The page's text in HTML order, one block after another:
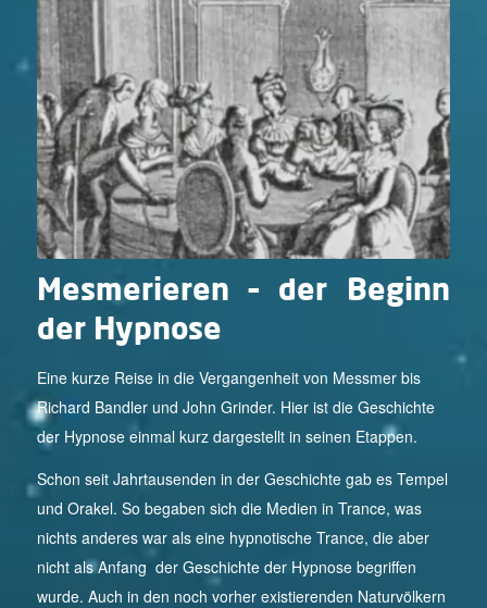
Mesmerieren – der Beginn
der Hypnose
Eine kurze Reise in die Vergangenheit von Messmer bis
Richard Bandler und John Grinder. Hier ist die Geschichte
der Hypnose einmal kurz dargestellt in seinen Etappen.
Schon seit Jahrtausenden in der Geschichte gab es Tempel
und Orakel. So begaben sich die Medien in Trance, was
nichts anderes war als eine hypnotische Trance, die aber
nicht als Anfang der Geschichte der Hypnose begriffen
wurde. Auch in den noch vorher existierenden Naturvölkern